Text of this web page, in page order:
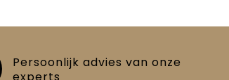
Persoonlijk advies van onze